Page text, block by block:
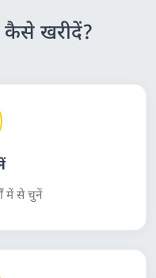
खरीदें?
में से चुनें